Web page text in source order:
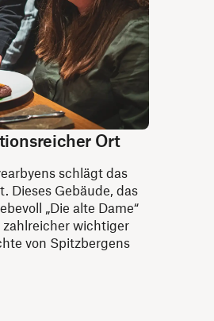
Ort
schlägt das
Dieses Gebäude, das
„Die alte Dame“
wichtiger
von Spitzbergens